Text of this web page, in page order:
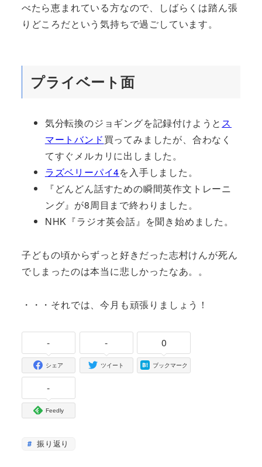
べたら恵まれている方なので、しばらくは踏ん張
りどころだという気持ちで過ごしています。
プライベート面
気分転換のジョギングを記録付けようと ス
マートバンド買ってみましたが、合わなく
てすぐメルカリに出しました。
ラズベリーパイ4を入手しました。
『どんどん話すための瞬間英作文トレーニ
ング』が8周目まで終わりました。
NHK『ラジオ英会話』を聞き始めました。
子どもの頃からずっと好きだった志村けんが死ん
でしまったのは本当に悲しかったなあ。。
・・・それでは、今月も頑張りましょう！
-
シェア
-
ツイート
0
ブックマーク
-
Feedly
振り返り